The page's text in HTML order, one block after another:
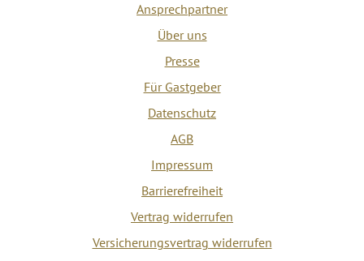
Ansprechpartner
Über uns
Presse
Für Gastgeber
Datenschutz
AGB
Impressum
Barrierefreiheit
Vertrag widerrufen
Versicherungsvertrag widerrufen